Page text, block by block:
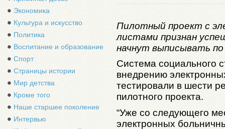
Экономика
Культура и искусство
Политика
Воспитание и образование
Спорт
Страницы истории
Мир детства
Кроме того
Наше старшее поколение
Интервью
Пилотный проект с
листами признан
начнут выписывать
Система социального
внедрению
тестировали в шести
пилотного проекта.
“Уже со следующего
электронных